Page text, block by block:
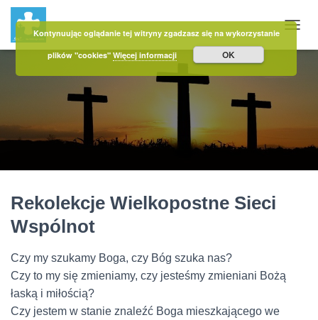
Rekolekcje Wielkopostne Sieci
Wspólnot
Czy my szukamy Boga, czy Bóg szuka nas?
Czy to my się zmieniamy, czy jesteśmy zmieniani Bożą
łaską i miłością?
Czy jestem w stanie znaleźć Boga mieszkającego we
Kontynuując oglądanie tej witryny zgadzasz się na wykorzystanie
plików "cookies"Więcej informacji OK